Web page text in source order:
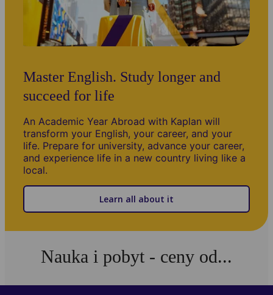
Master English. Study longer and
succeed for life
An Academic Year Abroad with Kaplan will
transform your English, your career, and your
life. Prepare for university, advance your career,
and experience life in a new country living like a
local.
Learn all about it
Nauka i pobyt - ceny od...